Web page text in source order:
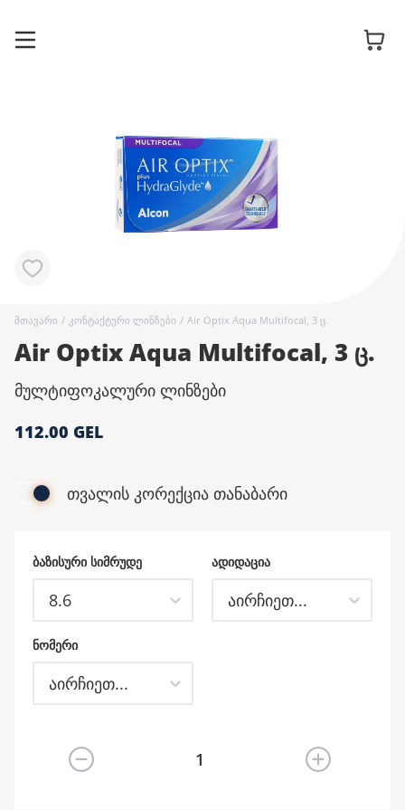
მთავარი / კონტაქტური ლინზები / Air Optix Aqua Multifocal, 3 ც.
Air Optix Aqua Multifocal, 3 ც.
მულტიფოკალური ლინზები
112.00 GEL
თვალის კორექცია თანაბარი
ᲑᲐᲖᲘᲡᲣᲠᲘ ᲡᲘᲛᲠᲣᲓᲔ
8.6
ᲐᲓᲘᲓᲐᲪᲘᲐ
აირჩიეთ...
ᲜᲝᲛᲔᲠᲘ
აირჩიეთ...
სათვალეები
ლინზები
აქსესუარები